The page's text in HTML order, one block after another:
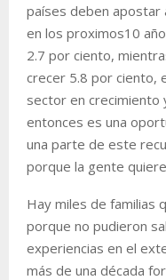
países deben
en los proximos10
2.7 por ciento,
crecer 5.8 por ciento,
sector en crecimiento
entonces es una
una parte de este
porque la gente
Hay miles de familias
porque no pudieron
experiencias en el
más de una década